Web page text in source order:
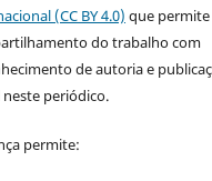
(CC BY 4.0) que
do trabalho com
de autoria e
neste periódico.
permite: